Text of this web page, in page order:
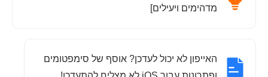
מדהימים ויעילים]
האייפון לא יכול לעדכן? אוסף של סימפטומים